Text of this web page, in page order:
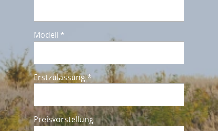
Modell *
Erstzulassung *
Preisvorstellung